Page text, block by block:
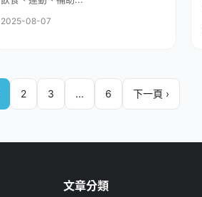
2025-08-07
2 3 ... 6 下一頁 ›
文章分類